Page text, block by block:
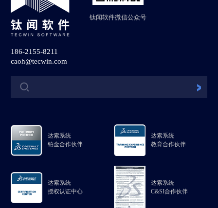
钛闻软件微信公众号
186-2155-8211
caoh@tecwin.com
达索系统
铂金合作伙伴
达索系统
教育合作伙伴
达索系统
授权认证中心
达索系统
C&SI合作伙伴